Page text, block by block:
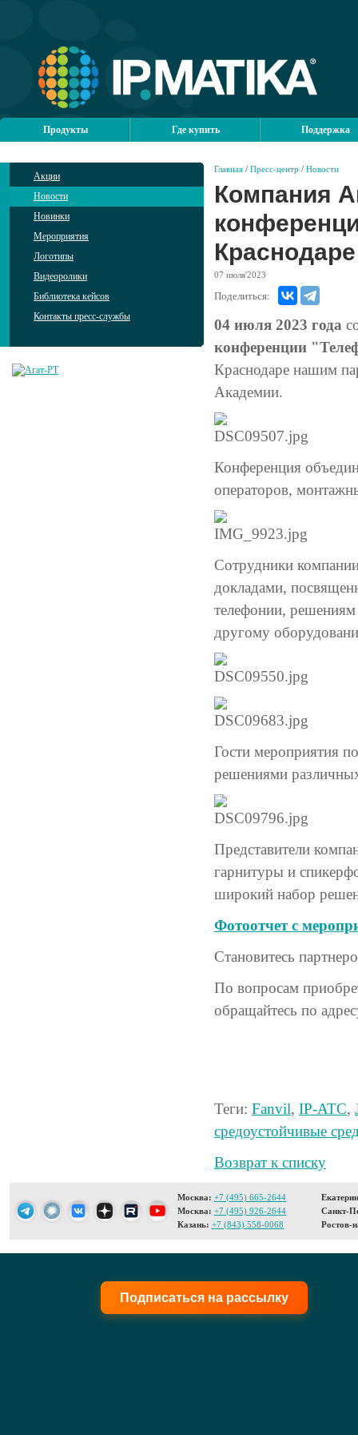
Продукты Где купить Поддержка
Акции
Новости
Новинки
Мероприятия
Логотипы
Видеоролики
Библиотека кейсов
Контакты пресс-службы
Главная / Пресс-центр / Новости
Компания
Краснодаре
07 июля'2023
Поделиться:
04 июля 2023 года
конференции
Краснодаре нашим
Академии.
Конференция
операторов,
Сотрудники
докладами,
телефонии,
другому
Гости мероприятия
решениями
Представители
гарнитуры и
широкий набор
Фотоотчет с
Становитесь
По вопросам
обращайтесь по
Теги: Fanvil, IP-АТС,
средоустойчивые
Возврат к списку
Москва: +7 (495) 665-2644
Москва: +7 (495) 926-2644
Казань: +7 (843) 558-0068
Санкт-
Ростов-
Подписаться на рассылку